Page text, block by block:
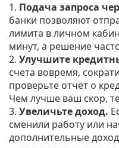
1. Подача запроса
банки позволяют
лимита в личном
минут, а решение
2. Улучшите
счета вовремя,
проверьте отчёт о
Чем лучше ваш скор,
3. Увеличьте доход.
сменили работу или
дополнительные